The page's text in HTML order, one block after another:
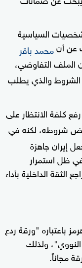
السياسية
عن أنمحمد باقر
التفاوضي،
والذي يطلب
كلفة الانتظار على
شروطه، لكنه في
إيران جاهزة
ظل استمرار
الثقة الداخلية بأداء
باعتباره "ورقة ردع
ولذلك
مجاناً.